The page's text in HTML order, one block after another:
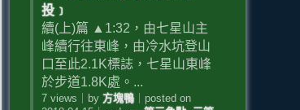
投﹞
續(上)篇 ▲1:32，由七星山主
峰續行往東峰，由冷水坑登山
口至此2.1K標誌，七星山東峰
於步道1.8K處。...
7 views by 方塊鴨｜ posted on